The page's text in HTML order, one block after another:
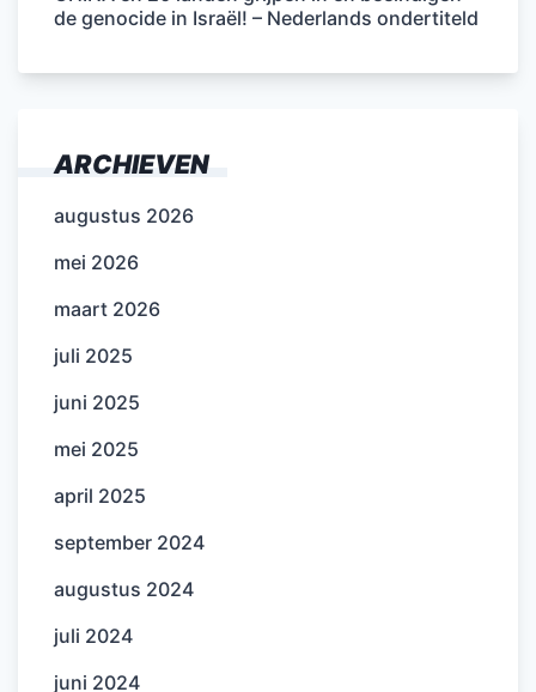
de genocide in Israël! – Nederlands ondertiteld
ARCHIEVEN
augustus 2026
mei 2026
maart 2026
juli 2025
juni 2025
mei 2025
april 2025
september 2024
augustus 2024
juli 2024
juni 2024